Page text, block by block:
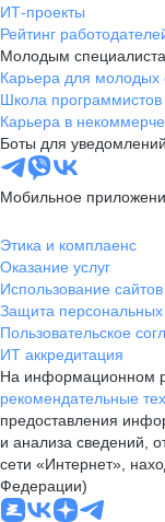
ИТ-проекты
Рейтинг
Молодым
Карьера для молодых
Школа программистов
Карьера в
Боты для уведомлений
Мобильное
Этика и комплаенс
Оказание услуг
Использование сайтов
Защита
Пользовательское
ИТ аккредитация
На информационном
рекомендательные
предоставления
и анализа сведений,
сети «Интернет»,
Федерации)